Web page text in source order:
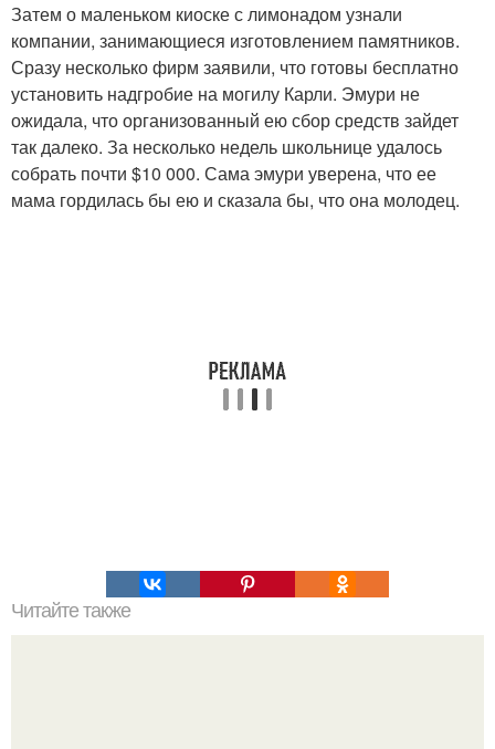
Затем о маленьком киоске с лимонадом узнали
компании, занимающиеся изготовлением памятников.
Сразу несколько фирм заявили, что готовы бесплатно
установить надгробие на могилу Карли. Эмури не
ожидала, что организованный ею сбор средств зайдет
так далеко. За несколько недель школьнице удалось
собрать почти $10 000. Сама эмури уверена, что ее
мама гордилась бы ею и сказала бы, что она молодец.
Читайте также